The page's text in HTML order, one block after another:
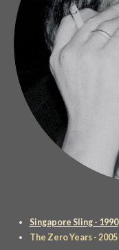
Singapore Sling - 1990
The Zero Years - 2005